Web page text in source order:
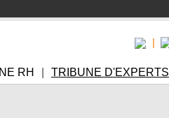
RH TRIBUNE D'EXPERTS